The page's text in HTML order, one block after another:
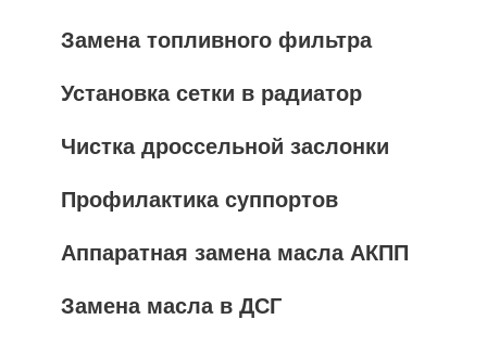
Замена топливного фильтра
Установка сетки в радиатор
Чистка дроссельной заслонки
Профилактика суппортов
Аппаратная замена масла АКПП
Замена масла в ДСГ